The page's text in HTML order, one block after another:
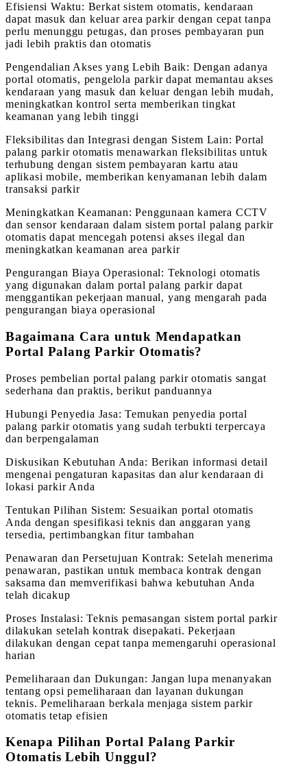
Efisiensi Waktu: Berkat sistem otomatis, kendaraan
dapat masuk dan keluar area parkir dengan cepat tanpa
perlu menunggu petugas, dan proses pembayaran pun
jadi lebih praktis dan otomatis
Pengendalian Akses yang Lebih Baik: Dengan adanya
portal otomatis, pengelola parkir dapat memantau akses
kendaraan yang masuk dan keluar dengan lebih mudah,
meningkatkan kontrol serta memberikan tingkat
keamanan yang lebih tinggi
Fleksibilitas dan Integrasi dengan Sistem Lain: Portal
palang parkir otomatis menawarkan fleksibilitas untuk
terhubung dengan sistem pembayaran kartu atau
aplikasi mobile, memberikan kenyamanan lebih dalam
transaksi parkir
Meningkatkan Keamanan: Penggunaan kamera CCTV
dan sensor kendaraan dalam sistem portal palang parkir
otomatis dapat mencegah potensi akses ilegal dan
meningkatkan keamanan area parkir
Pengurangan Biaya Operasional: Teknologi otomatis
yang digunakan dalam portal palang parkir dapat
menggantikan pekerjaan manual, yang mengarah pada
pengurangan biaya operasional
Bagaimana Cara untuk Mendapatkan
Portal Palang Parkir Otomatis?
Proses pembelian portal palang parkir otomatis sangat
sederhana dan praktis, berikut panduannya
Hubungi Penyedia Jasa: Temukan penyedia portal
palang parkir otomatis yang sudah terbukti terpercaya
dan berpengalaman
Diskusikan Kebutuhan Anda: Berikan informasi detail
mengenai pengaturan kapasitas dan alur kendaraan di
lokasi parkir Anda
Tentukan Pilihan Sistem: Sesuaikan portal otomatis
Anda dengan spesifikasi teknis dan anggaran yang
tersedia, pertimbangkan fitur tambahan
Penawaran dan Persetujuan Kontrak: Setelah menerima
penawaran, pastikan untuk membaca kontrak dengan
saksama dan memverifikasi bahwa kebutuhan Anda
telah dicakup
Proses Instalasi: Teknis pemasangan sistem portal parkir
dilakukan setelah kontrak disepakati. Pekerjaan
dilakukan dengan cepat tanpa memengaruhi operasional
harian
Pemeliharaan dan Dukungan: Jangan lupa menanyakan
tentang opsi pemeliharaan dan layanan dukungan
teknis. Pemeliharaan berkala menjaga sistem parkir
otomatis tetap efisien
Kenapa Pilihan Portal Palang Parkir
Otomatis Lebih Unggul?